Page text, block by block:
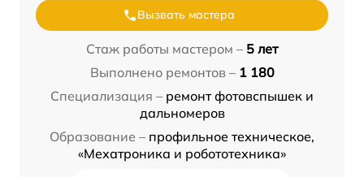
Вызвать мастера
Стаж работы мастером – 5 лет
Выполнено ремонтов – 1 180
Специализация – ремонт фотовспышек и
дальномеров
Образование – профильное техническое,
«Мехатроника и робототехника»